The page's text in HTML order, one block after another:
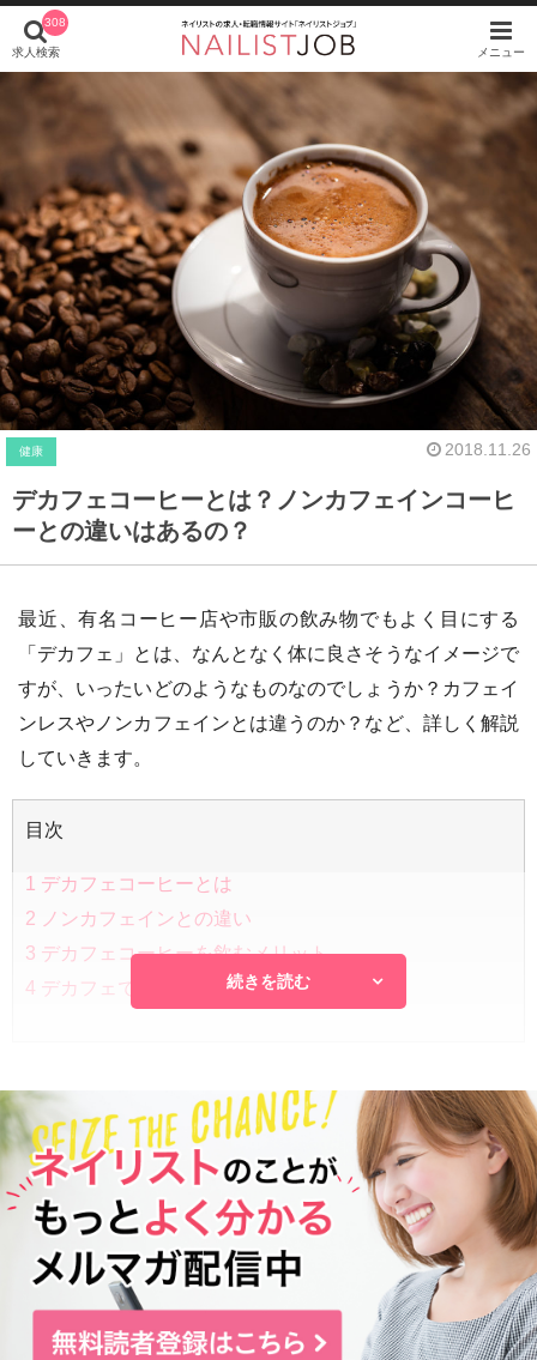
308
求人検索 メニュー
健康 2018.11.26
デカフェコーヒーとは？ノンカフェインコーヒ
ーとの違いはあるの？
最近、有名コーヒー店や市販の飲み物でもよく目にする
「デカフェ」とは、なんとなく体に良さそうなイメージで
すが、いったいどのようなものなのでしょうか？カフェイ
ンレスやノンカフェインとは違うのか？など、詳しく解説
していきます。
目次
1 デカフェコーヒーとは
2 ノンカフェインとの違い
3 デカフェコーヒーを飲むメリット
4 デカフェで体に優しいリラックスタイムを
デカフェコーヒーとは
続きを読む